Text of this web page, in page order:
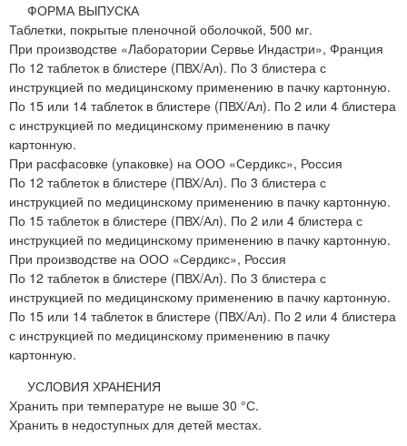
ФОРМА ВЫПУСКА
Таблетки, покрытые пленочной оболочкой, 500 мг.
При производстве «Лаборатории Сервье Индастри», Франция
По 12 таблеток в блистере (ПВХ/Ал). По 3 блистера с
инструкцией по медицинскому применению в пачку картонную.
По 15 или 14 таблеток в блистере (ПВХ/Ал). По 2 или 4 блистера
с инструкцией по медицинскому применению в пачку
картонную.
При расфасовке (упаковке) на ООО «Сердикс», Россия
По 12 таблеток в блистере (ПВХ/Ал). По 3 блистера с
инструкцией по медицинскому применению в пачку картонную.
По 15 таблеток в блистере (ПВХ/Ал). По 2 или 4 блистера с
инструкцией по медицинскому применению в пачку картонную.
При производстве на ООО «Сердикс», Россия
По 12 таблеток в блистере (ПВХ/Ал). По 3 блистера с
инструкцией по медицинскому применению в пачку картонную.
По 15 или 14 таблеток в блистере (ПВХ/Ал). По 2 или 4 блистера
с инструкцией по медицинскому применению в пачку
картонную.
УСЛОВИЯ ХРАНЕНИЯ
Хранить при температуре не выше 30 °С.
Хранить в недоступных для детей местах.